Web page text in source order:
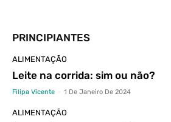
PRINCIPIANTES
ALIMENTAÇÃO
Leite na corrida: sim ou não?
Filipa Vicente - 1 De Janeiro De 2024
ALIMENTAÇÃO